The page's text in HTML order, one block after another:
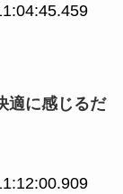
適に感じるだ